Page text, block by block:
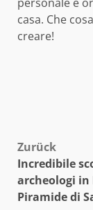
casa. Che
creare!
Zurück
Incredibile
archeologi
Piramide di